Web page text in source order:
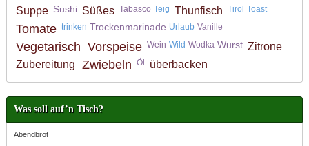
Suppe Sushi Süßes Tabasco Teig Thunfisch Tirol Toast
Tomate trinken Trockenmarinade Urlaub Vanille
Vegetarisch Vorspeise Wein Wild Wodka Wurst Zitrone
Zubereitung
Zwiebeln Öl überbacken
Was soll auf’n Tisch?
Abendbrot